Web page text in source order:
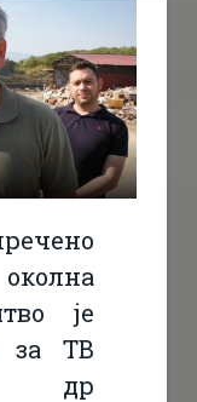
је
за ТВ
др